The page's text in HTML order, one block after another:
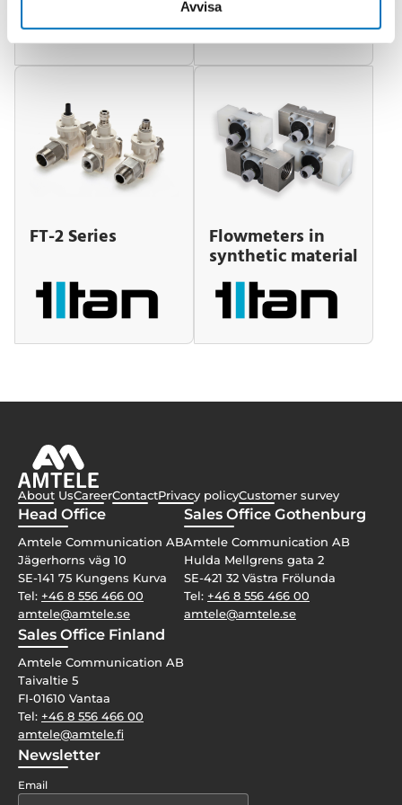
Avvisa
FT-2 Series Flowmeters in
synthetic material
About UsCareerContactPrivacy policyCustomer survey
Head Office
Amtele Communication AB
Jägerhorns väg 10
SE-141 75 Kungens Kurva
Tel: +46 8 556 466 00
amtele@amtele.se
Sales Office Gothenburg
Amtele Communication AB
Hulda Mellgrens gata 2
SE-421 32 Västra Frölunda
Tel: +46 8 556 466 00
amtele@amtele.se
Sales Office Finland
Amtele Communication AB
Taivaltie 5
FI-01610 Vantaa
Tel: +46 8 556 466 00
amtele@amtele.fi
Newsletter
Email